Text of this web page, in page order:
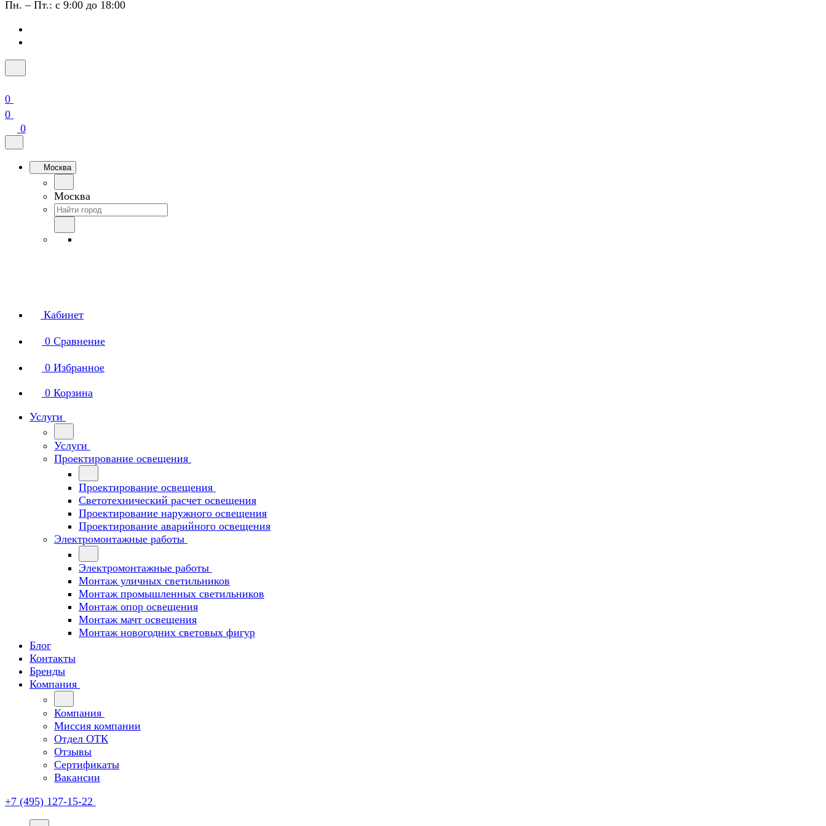
Пн. – Пт.: с 9:00 до 18:00
0
0
0
Москва
Москва
Кабинет
0 Сравнение
0 Избранное
0 Корзина
Услуги
Услуги
Проектирование освещения
Проектирование освещения
Светотехнический расчет освещения
Проектирование наружного освещения
Проектирование аварийного освещения
Электромонтажные работы
Электромонтажные работы
Монтаж уличных светильников
Монтаж промышленных светильников
Монтаж опор освещения
Монтаж мачт освещения
Монтаж новогодних световых фигур
Блог
Контакты
Бренды
Компания
Компания
Миссия компании
Отдел ОТК
Отзывы
Сертификаты
Вакансии
+7 (495) 127-15-22